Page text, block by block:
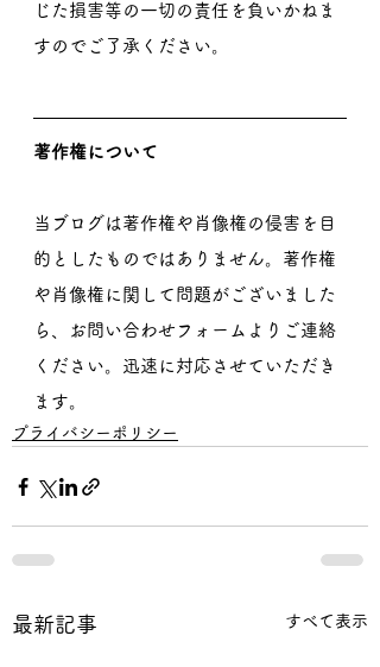
じた損害等の一切の責任を負いかねま
すのでご了承ください。
著作権について
当ブログは著作権や肖像権の侵害を目
的としたものではありません。著作権
や肖像権に関して問題がございました
ら、お問い合わせフォームよりご連絡
ください。迅速に対応させていただき
ます。
プライバシーポリシー
最新記事 すべて表示